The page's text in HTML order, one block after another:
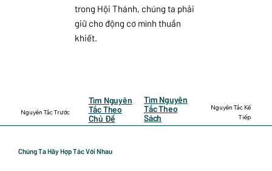
Nguyên Tắc Trước
Tìm Nguyên
Tắc Theo
Chủ Đề
Tìm Nguyên
Tắc Theo
Sách
Nguyên Tắc Kế
Tiếp
trong Hội Thánh, chúng ta phải
giữ cho động cơ mình thuần
khiết.
Chúng Ta Hãy Hợp Tác Với Nhau